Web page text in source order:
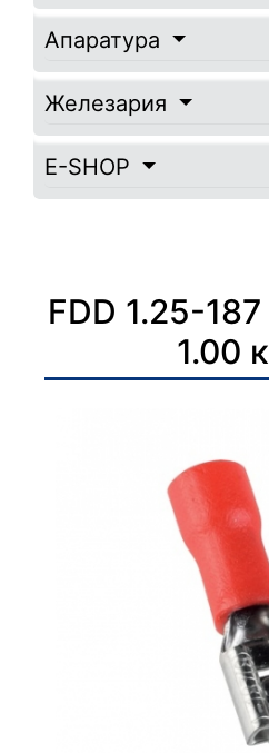
Апаратура
Железария
E-SHOP
FDD 1.25-
1.00